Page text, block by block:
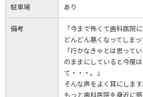
駐車場 あり
備考
「今まで怖くて歯科医院
どんどん悪くなってしまっ
「行かなきゃとは思って
のままにしていると今度
て・・・。」
そんな声をよく耳にします
もっと歯科医院を身近に